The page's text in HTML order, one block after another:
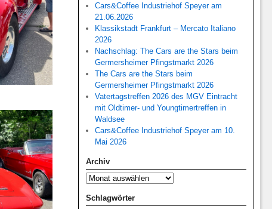
Cars&Coffee Industriehof Speyer am
21.06.2026
Klassikstadt Frankfurt – Mercato Italiano
2026
Nachschlag: The Cars are the Stars beim
Germersheimer Pfingstmarkt 2026
The Cars are the Stars beim
Germersheimer Pfingstmarkt 2026
Vatertagstreffen 2026 des MGV Eintracht
mit Oldtimer- und Youngtimertreffen in
Waldsee
Cars&Coffee Industriehof Speyer am 10.
Mai 2026
Archiv
Schlagwörter